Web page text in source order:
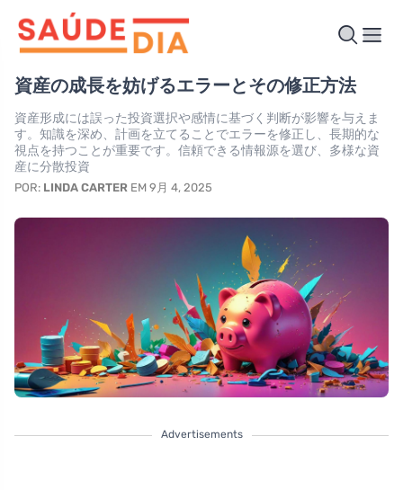
資産の成長を妨げるエラーとその修正方法
資産形成には誤った投資選択や感情に基づく判断が影響を与えま
す。知識を深め、計画を立てることでエラーを修正し、長期的な
視点を持つことが重要です。信頼できる情報源を選び、多様な資
産に分散投資
POR: LINDA CARTER EM 9月 4, 2025
Advertisements